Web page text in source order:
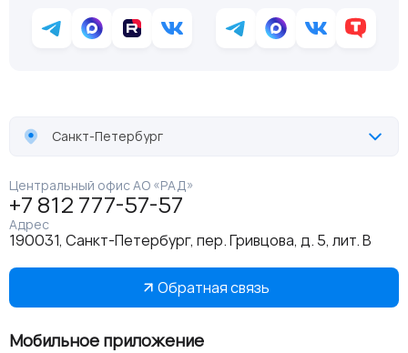
Санкт-Петербург
Центральный офис АО «РАД»
+7 812 777-57-57
Адрес
190031, Санкт-Петербург, пер. Гривцова, д. 5, лит. В
Обратная связь
Мобильное приложение